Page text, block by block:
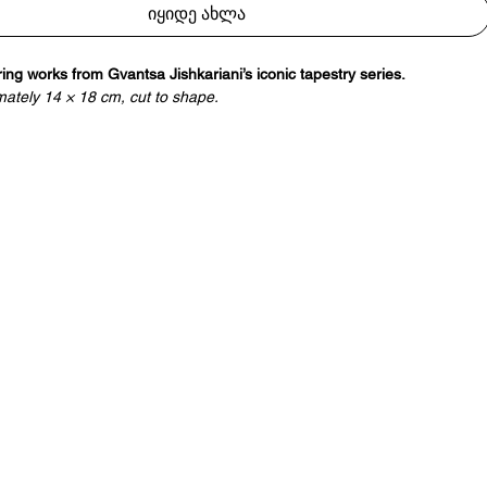
იყიდე ახლა
works from Gvantsa Jishkariani’s iconic tapestry series.
14 × 18 cm, cut to shape.